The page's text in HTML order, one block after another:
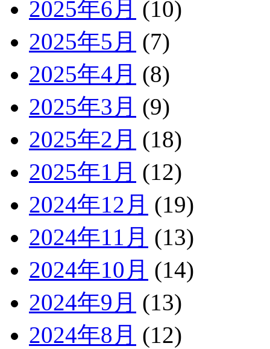
2025年6月 (10)
2025年5月 (7)
2025年4月 (8)
2025年3月 (9)
2025年2月 (18)
2025年1月 (12)
2024年12月 (19)
2024年11月 (13)
2024年10月 (14)
2024年9月 (13)
2024年8月 (12)